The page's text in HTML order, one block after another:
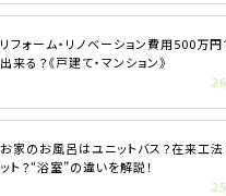
リフォーム・リノベーション費用500万
出来る？《戸建て・マンション》
お家のお風呂はユニットバス？在来工法
ット？“浴室”の違いを解説！